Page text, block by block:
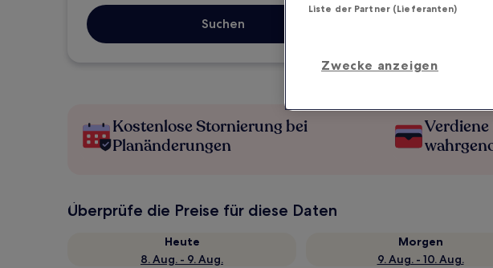
Suchen
Kostenlose Stornierung bei
Planänderungen
Überprüfe die Preise für diese Daten
Heute
8. Aug. - 9. Aug.
Morgen
9. Aug. - 10. Aug.
Liste der Partner (Lieferanten)
Zwecke anzeigen